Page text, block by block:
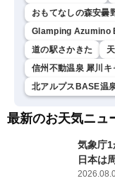
おもてなしの森安曇
Glamping Azumino
道の駅さかきた
信州不動温泉 犀川キ
北アルプスBASE温
最新のお天気ニュ
気象庁
日本は